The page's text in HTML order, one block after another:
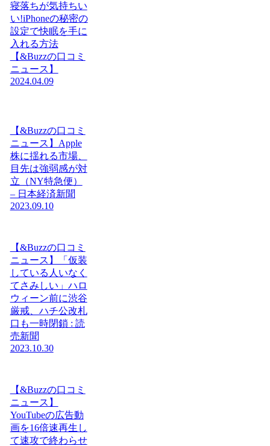
寝落ちが気持ちい
い!iPhoneの秘密の
設定で快眠を手に
入れる方法
【&Buzzの口コミ
ニュース】
2024.04.09
【&Buzzの口コミ
ニュース】Apple
株に揺れる市場、
目先は強弱感が対
立（NY特急便）
– 日本経済新聞
2023.09.10
【&Buzzの口コミ
ニュース】「仮装
している人いなく
てさみしい」ハロ
ウィーン前に渋谷
厳戒、ハチ公改札
口も一時閉鎖 : 読
売新聞
2023.10.30
【&Buzzの口コミ
ニュース】
YouTubeの広告動
画を16倍速再生し
て速攻で終わらせ